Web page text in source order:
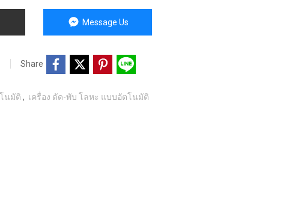
Message Us
Share
นมัติ , เครื่อง ดัด-พับ โลหะ แบบอัตโนมัติ